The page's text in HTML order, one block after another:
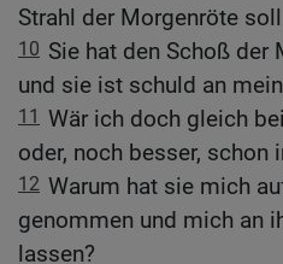
Strahl der Morgenröte
10 Sie hat den Schoß der
und sie ist schuld an
11 Wär ich doch gleich
oder, noch besser, schon
12 Warum hat sie mich
genommen und mich an
lassen?